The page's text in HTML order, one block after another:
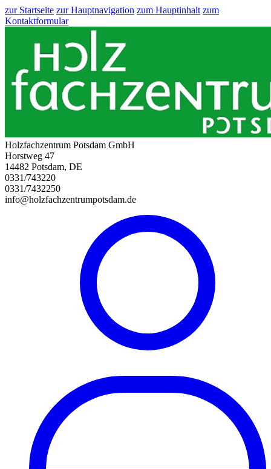
zur Startseite zur Hauptnavigation zum Hauptinhalt zum
Kontaktformular
Holzfachzentrum Potsdam GmbH
Horstweg 47
14482 Potsdam, DE
0331/743220
0331/7432250
info@holzfachzentrumpotsdam.de